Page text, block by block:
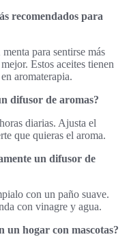
recomendados para
para sentirse más
Estos aceites tienen
aromaterapia.
difusor de aromas?
diarias. Ajusta el
que quieras el aroma.
un difusor de
con un paño suave.
con vinagre y agua.
un hogar con mascotas?